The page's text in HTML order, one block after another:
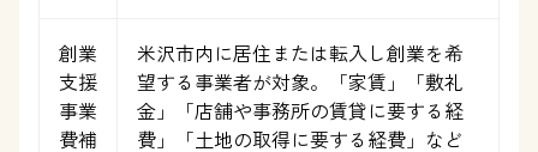
創業
支援
事業
費補
米沢市内に居住または転入し創業を希
望する事業者が対象。「家賃」「敷礼
金」「店舗や事務所の賃貸に要する経
費」「土地の取得に要する経費」など